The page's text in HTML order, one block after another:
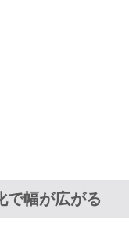
で幅が広がる